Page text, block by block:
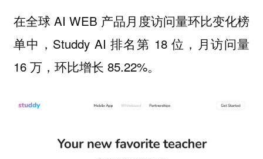
在全球 AI WEB 产品月度访问量环比变化榜
单中，Studdy AI 排名第 18 位，月访问量
16 万，环比增长 85.22%。